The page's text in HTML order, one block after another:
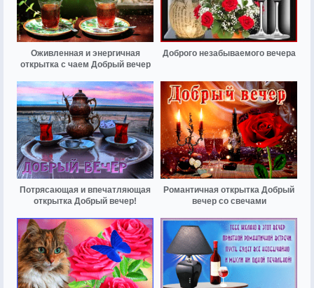
Оживленная и энергичная
открытка с чаем Добрый вечер
Доброго незабываемого вечера
Потрясающая и впечатляющая
открытка Добрый вечер!
Романтичная открытка Добрый
вечер со свечами